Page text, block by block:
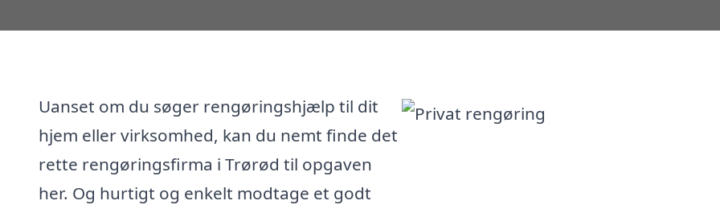
Uanset om du søger rengøringshjælp til dit
hjem eller virksomhed, kan du nemt finde det
rette rengøringsfirma i Trørød til opgaven
her. Og hurtigt og enkelt modtage et godt